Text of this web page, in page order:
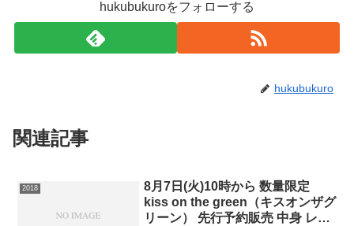
hukubukuroをフォローする
hukubukuro
関連記事
2018
8月7日(火)10時から 数量限定
kiss on the green（キスオンザグ
リーン） 先行予約販売 中身 レデ